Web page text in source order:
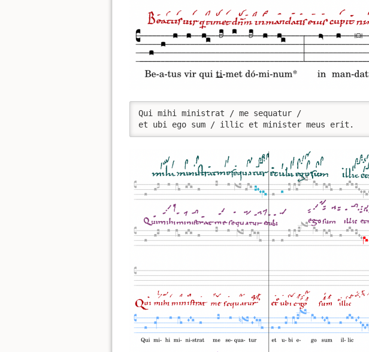
Qui mihi ministrat / me sequatur /
et ubi ego sum / illic et minister meus erit.